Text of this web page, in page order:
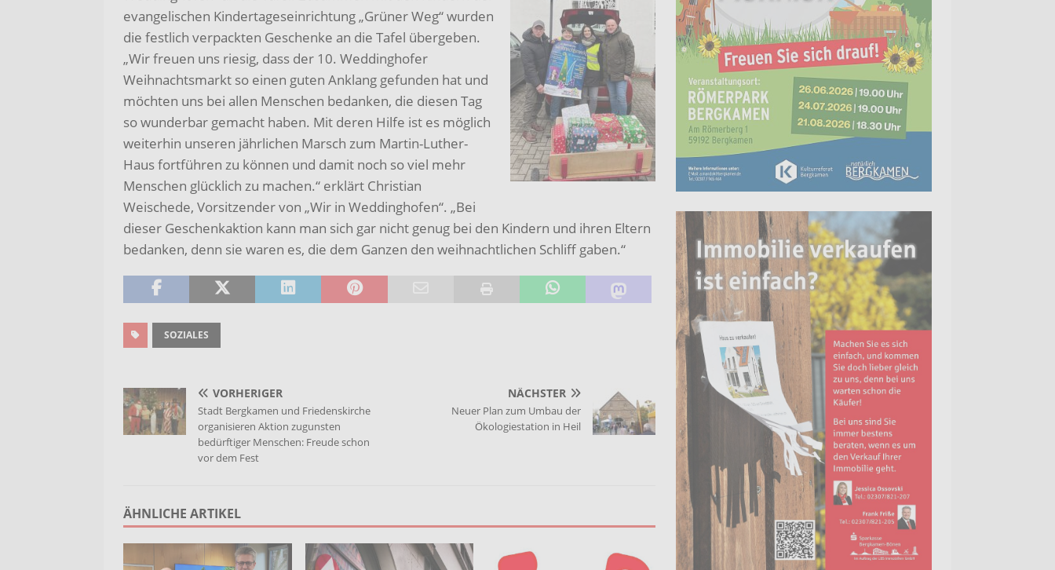
evangelischen Kindertageseinrichtung „Grüner Weg“ wurden
die festlich verpackten Geschenke an die Tafel übergeben.
„Wir freuen uns riesig, dass der 10. Weddinghofer
Weihnachtsmarkt so einen guten Anklang gefunden hat und
möchten uns bei allen Menschen bedanken, die diesen Tag
so wunderbar gemacht haben. Mit deren Hilfe ist es möglich
weiterhin unseren jährlichen Marsch zum Martin-Luther-
Haus fortführen zu können und damit noch so viel mehr
Menschen glücklich zu machen.“ erklärt Christian
Weischede, Vorsitzender von „Wir in Weddinghofen“. „Bei
dieser Geschenkaktion kann man sich gar nicht genug bei den Kindern und ihren Eltern
bedanken, denn sie waren es, die dem Ganzen den weihnachtlichen Schliff gaben.“
SOZIALES
VORHERIGER
Stadt Bergkamen und Friedenskirche
organisieren Aktion zugunsten
bedürftiger Menschen: Freude schon
vor dem Fest
NÄCHSTER
Neuer Plan zum Umbau der
Ökologiestation in Heil
ÄHNLICHE ARTIKEL